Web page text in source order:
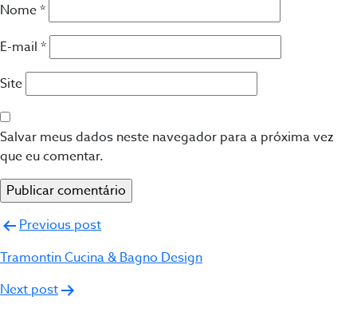
Nome*
E-mail *
Site
Salvar meus dados neste navegador para a próxima vez
que eu comentar.
Navegação
de
Previous post
Tramontin Cucina & Bagno Design
Next post